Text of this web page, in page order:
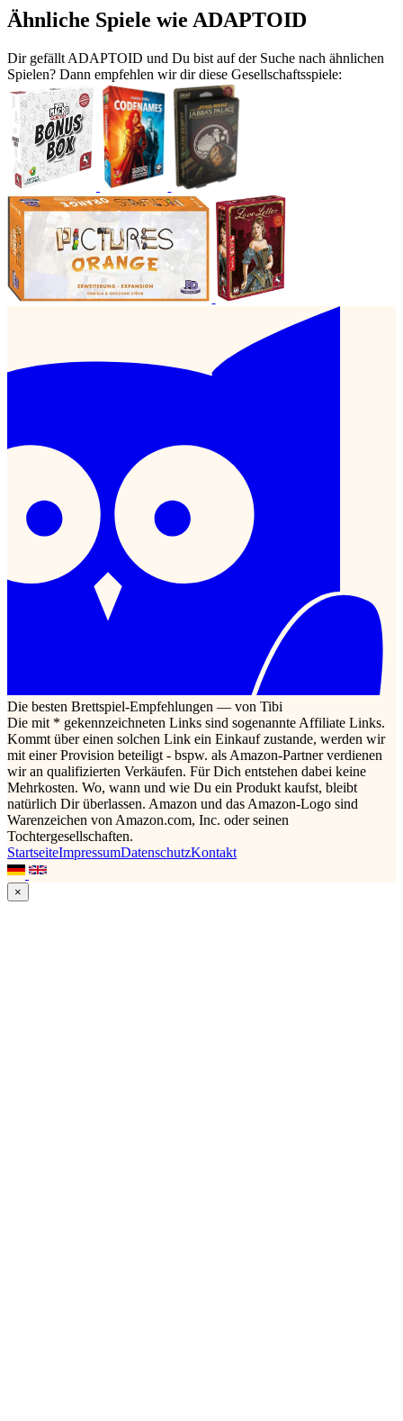
Ähnliche Spiele wie ADAPTOID
Dir gefällt ADAPTOID und Du bist auf der Suche nach ähnlichen
Spielen? Dann empfehlen wir dir diese Gesellschaftsspiele:
Die besten Brettspiel-Empfehlungen — von Tibi
Die mit * gekennzeichneten Links sind sogenannte Affiliate Links.
Kommt über einen solchen Link ein Einkauf zustande, werden wir
mit einer Provision beteiligt - bspw. als Amazon-Partner verdienen
wir an qualifizierten Verkäufen. Für Dich entstehen dabei keine
Mehrkosten. Wo, wann und wie Du ein Produkt kaufst, bleibt
natürlich Dir überlassen. Amazon und das Amazon-Logo sind
Warenzeichen von Amazon.com, Inc. oder seinen
Tochtergesellschaften.
StartseiteImpressumDatenschutzKontakt
×